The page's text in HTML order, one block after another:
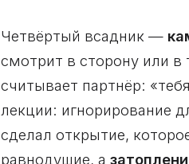
Четвёртый всадник —
смотрит в сторону или в
считывает партнёр:
лекции: игнорирование
сделал открытие,
равнодушие, а